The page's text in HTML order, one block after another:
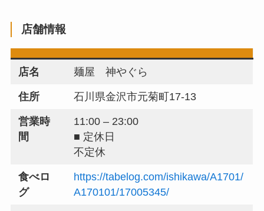
店舗情報
店名 麺屋 神やぐら
住所 石川県金沢市元菊町17-13
営業時
間
11:00 – 23:00
■ 定休日
不定休
食べロ
グ
https://tabelog.com/ishikawa/A1701/
A170101/17005345/